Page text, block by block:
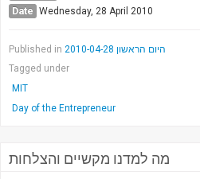
Date Wednesday, 28 April 2010
Published in
היום הראשון 2010-04-28
Tagged under
MIT
Day of the Entrepreneur
מה למדנו מקשיים והצלחות